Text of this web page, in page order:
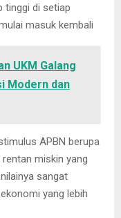
tinggi di setiap
masuk kembali
UKM Galang
Modern dan
APBN berupa
miskin yang
sangat
yang lebih